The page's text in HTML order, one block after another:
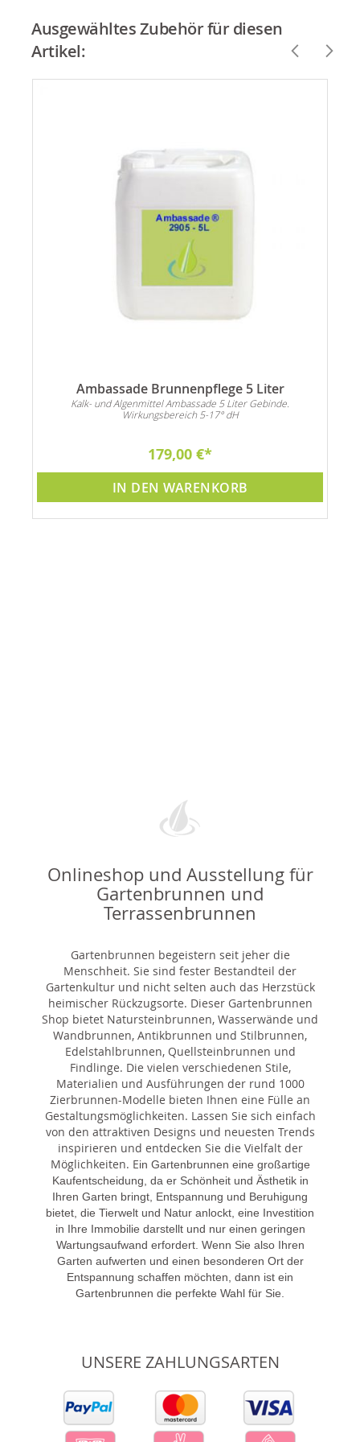
Ausgewähltes Zubehör für diesen
Artikel:
Ambassade Brunnenpflege 5 Liter
Kalk- und Algenmittel Ambassade 5 Liter Gebinde.
Wirkungsbereich 5-17° dH
179,00 €
IN DEN WARENKORB
Onlineshop und Ausstellung für
Gartenbrunnen und
Terrassenbrunnen
Gartenbrunnen begeistern seit jeher die
Menschheit. Sie sind fester Bestandteil der
Gartenkultur und nicht selten auch das Herzstück
heimischer Rückzugsorte. Dieser Gartenbrunnen
Shop bietet Natursteinbrunnen, Wasserwände und
Wandbrunnen, Antikbrunnen und Stilbrunnen,
Edelstahlbrunnen, Quellsteinbrunnen und
Findlinge. Die vielen verschiedenen Stile,
Materialien und Ausführungen der rund 1000
Zierbrunnen-Modelle bieten Ihnen eine Fülle an
Gestaltungsmöglichkeiten. Lassen Sie sich einfach
von den attraktiven Designs und neuesten Trends
inspirieren und entdecken Sie die Vielfalt der
Möglichkeiten. Ein Gartenbrunnen eine großartige
Kaufentscheidung, da er Schönheit und Ästhetik in
Ihren Garten bringt, Entspannung und Beruhigung
bietet, die Tierwelt und Natur anlockt, eine Investition
in Ihre Immobilie darstellt und nur einen geringen
Wartungsaufwand erfordert. Wenn Sie also Ihren
Garten aufwerten und einen besonderen Ort der
Entspannung schaffen möchten, dann ist ein
Gartenbrunnen die perfekte Wahl für Sie.
UNSERE ZAHLUNGSARTEN